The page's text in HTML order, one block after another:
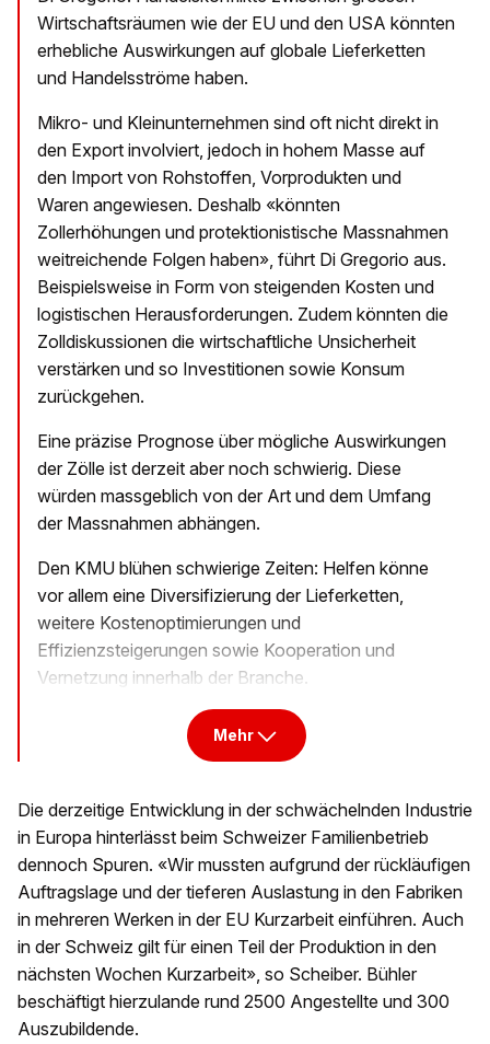
Wirtschaftsräumen wie der EU und den USA könnten
erhebliche Auswirkungen auf globale Lieferketten
und Handelsströme haben.
Mikro- und Kleinunternehmen sind oft nicht direkt in
den Export involviert, jedoch in hohem Masse auf
den Import von Rohstoffen, Vorprodukten und
Waren angewiesen. Deshalb «könnten
Zollerhöhungen und protektionistische Massnahmen
weitreichende Folgen haben», führt Di Gregorio aus.
Beispielsweise in Form von steigenden Kosten und
logistischen Herausforderungen. Zudem könnten die
Zolldiskussionen die wirtschaftliche Unsicherheit
verstärken und so Investitionen sowie Konsum
zurückgehen.
Eine präzise Prognose über mögliche Auswirkungen
der Zölle ist derzeit aber noch schwierig. Diese
würden massgeblich von der Art und dem Umfang
der Massnahmen abhängen.
Den KMU blühen schwierige Zeiten: Helfen könne
vor allem eine Diversifizierung der Lieferketten,
weitere Kostenoptimierungen und
Effizienzsteigerungen sowie Kooperation und
Vernetzung innerhalb der Branche.
Mehr
Die derzeitige Entwicklung in der schwächelnden Industrie
in Europa hinterlässt beim Schweizer Familienbetrieb
dennoch Spuren. «Wir mussten aufgrund der rückläufigen
Auftragslage und der tieferen Auslastung in den Fabriken
in mehreren Werken in der EU Kurzarbeit einführen. Auch
in der Schweiz gilt für einen Teil der Produktion in den
nächsten Wochen Kurzarbeit», so Scheiber. Bühler
beschäftigt hierzulande rund 2500 Angestellte und 300
Auszubildende.